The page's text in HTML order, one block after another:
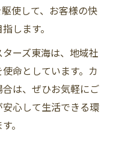
使して、お客様の快
します。
ーズ東海は、地域社
命としています。カ
は、ぜひお気軽にご
心して生活できる環
。